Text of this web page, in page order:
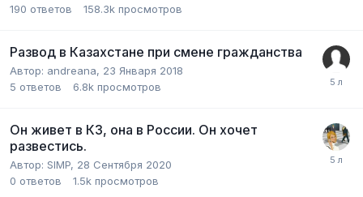
190 ответов 158.3k просмотров
Развод в Казахстане при смене гражданства
Автор: andreana, 23 Января 2018
5 ответов 6.8k просмотров
Он живет в КЗ, она в России. Он хочет
развестись.
Автор: SIMP, 28 Сентября 2020
0 ответов 1.5k просмотров